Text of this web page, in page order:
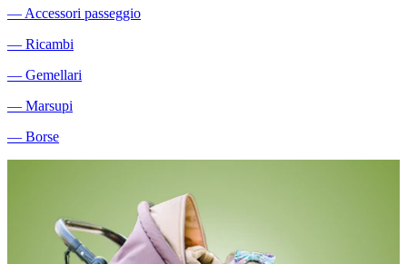
― Accessori passeggio
― Ricambi
― Gemellari
― Marsupi
― Borse